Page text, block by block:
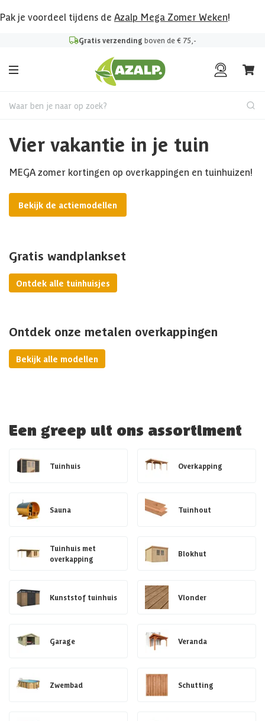
Pak je voordeel tijdens de Azalp Mega Zomer Weken!
Gratis verzending boven de € 75,-
Waar ben je naar op zoek?
Vier vakantie in je tuin
MEGA zomer kortingen op overkappingen en tuinhuizen!
Bekijk de actiemodellen
Gratis wandplankset
Ontdek alle tuinhuisjes
Ontdek onze metalen overkappingen
Bekijk alle modellen
Een greep uit ons assortiment
Tuinhuis Overkapping
Sauna Tuinhout
Tuinhuis met
overkapping
Blokhut
Kunststof tuinhuis Vlonder
Garage Veranda
Zwembad Schutting